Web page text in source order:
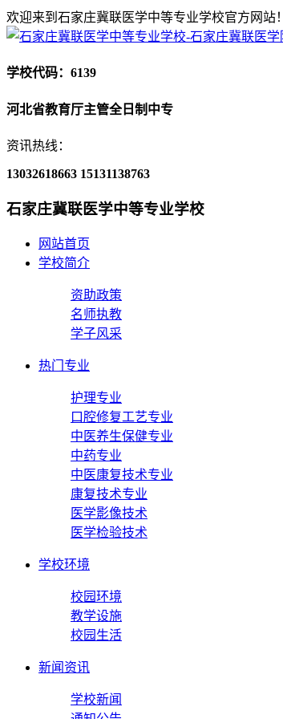
欢迎来到石家庄冀联医学中等专业学校官方网站！
学校代码：6139
河北省教育厅主管全日制中专
资讯热线：
13032618663 15131138763
石家庄冀联医学中等专业学校
网站首页
学校简介
资助政策
名师执教
学子风采
热门专业
护理专业
口腔修复工艺专业
中医养生保健专业
中药专业
中医康复技术专业
康复技术专业
医学影像技术
医学检验技术
学校环境
校园环境
教学设施
校园生活
新闻资讯
学校新闻